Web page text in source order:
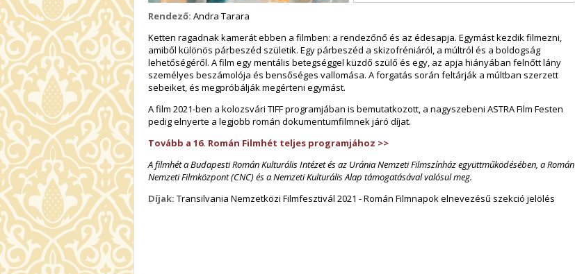
Rendező: Andra Tarara
Ketten ragadnak kamerát ebben a filmben: a rendezőnő és az édesapja. Egymást kezdik filmezni,
amiből különös párbeszéd születik. Egy párbeszéd a skizofréniáról, a múltról és a boldogság
lehetőségéről. A film egy mentális betegséggel küzdő szülő és egy, az apja hiányában felnőtt lány
személyes beszámolója és bensőséges vallomása. A forgatás során feltárják a múltban szerzett
sebeiket, és megpróbálják megérteni egymást.
A film 2021-ben a kolozsvári TIFF programjában is bemutatkozott, a nagyszebeni ASTRA Film Festen
pedig elnyerte a legjobb román dokumentumfilmnek járó díjat.
Tovább a 16. Román Filmhét teljes programjához >>
A filmhét a Budapesti Román Kulturális Intézet és az Uránia Nemzeti Filmszínház együttműködésében, a Román
Nemzeti Filmközpont (CNC) és a Nemzeti Kulturális Alap támogatásával valósul meg.
Díjak: Transilvania Nemzetközi Filmfesztivál 2021 - Román Filmnapok elnevezésű szekció jelölés